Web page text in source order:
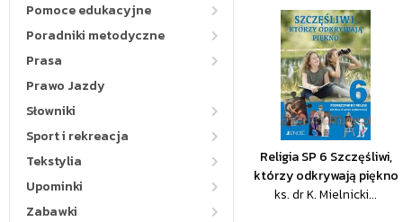
Pomoce edukacyjne
Poradniki metodyczne
Prasa
Prawo Jazdy
Słowniki
Sport i rekreacja
Tekstylia
Upominki
Zabawki
Religia SP 6 Szczęśliwi,
którzy odkrywają piękno
ks. dr K. Mielnicki...